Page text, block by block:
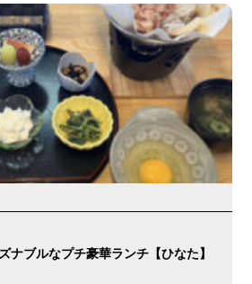
ナブルなプチ豪華ランチ【ひなた】